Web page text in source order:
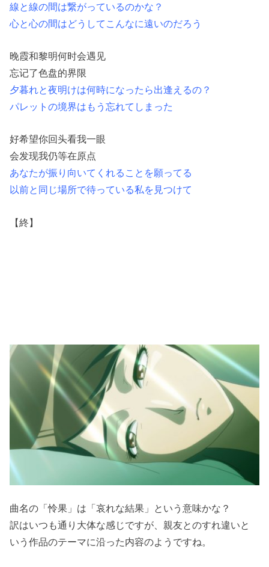
線と線の間は繋がっているのかな？
心と心の間はどうしてこんなに遠いのだろう
晚霞和黎明何时会遇见
忘记了色盘的界限
夕暮れと夜明けは何時になったら出逢えるの？
パレットの境界はもう忘れてしまった
好希望你回头看我一眼
会发现我仍等在原点
あなたが振り向いてくれることを願ってる
以前と同じ場所で待っている私を見つけて
【終】
曲名の「怜果」は「哀れな結果」という意味かな？
訳はいつも通り大体な感じですが、親友とのすれ違いと
いう作品のテーマに沿った内容のようですね。